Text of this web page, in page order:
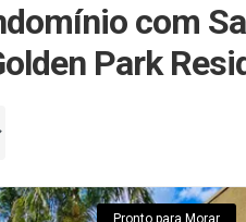
com
Park
Pronto para Morar